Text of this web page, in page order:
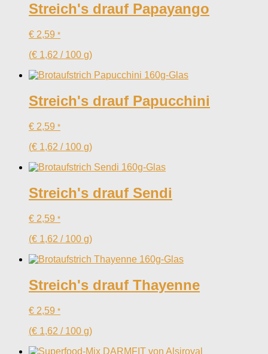
Streich's drauf Papayango
€ 2,59 *
(€ 1,62 / 100 g)
Streich's drauf Papucchini
€ 2,59 *
(€ 1,62 / 100 g)
Streich's drauf Sendi
€ 2,59 *
(€ 1,62 / 100 g)
Streich's drauf Thayenne
€ 2,59 *
(€ 1,62 / 100 g)